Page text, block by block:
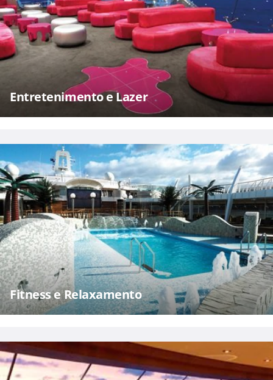
Entretenimento e Lazer
Fitness e Relaxamento